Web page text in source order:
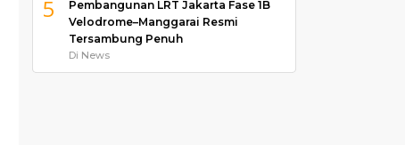
5
Pembangunan LRT Jakarta Fase 1B
Velodrome–Manggarai Resmi
Tersambung Penuh
Di News